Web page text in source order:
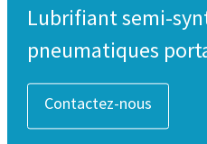
Lubrifiant semi-
pneumatiques
Contactez-nous